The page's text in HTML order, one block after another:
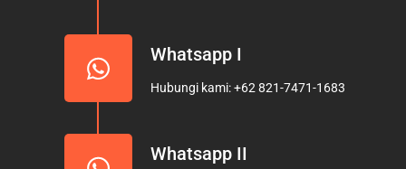
Whatsapp I
Hubungi kami: +62 821-7471-1683
Whatsapp II